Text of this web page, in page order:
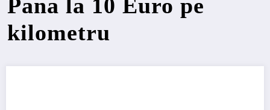
Pana la 10 Euro pe
kilometru